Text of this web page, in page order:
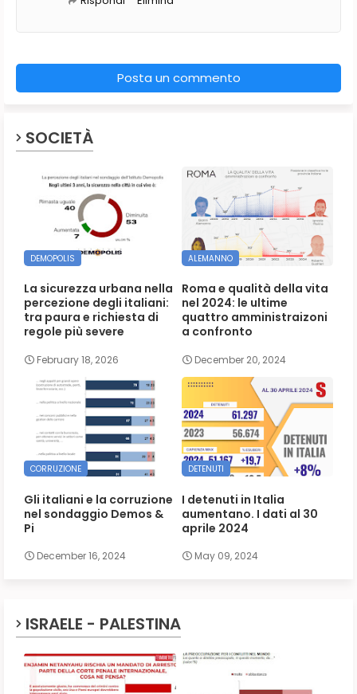
Posta un commento
SOCIETÀ
DEMOPOLIS
La sicurezza urbana nella
percezione degli italiani:
tra paura e richiesta di
regole più severe
February 18, 2026
ALEMANNO
Roma e qualità della vita
nel 2024: le ultime
quattro amministraizoni
a confronto
December 20, 2024
CORRUZIONE
Gli italiani e la corruzione
nel sondaggio Demos &
Pi
December 16, 2024
DETENUTI
I detenuti in Italia
aumentano. I dati al 30
aprile 2024
May 09, 2024
ISRAELE - PALESTINA